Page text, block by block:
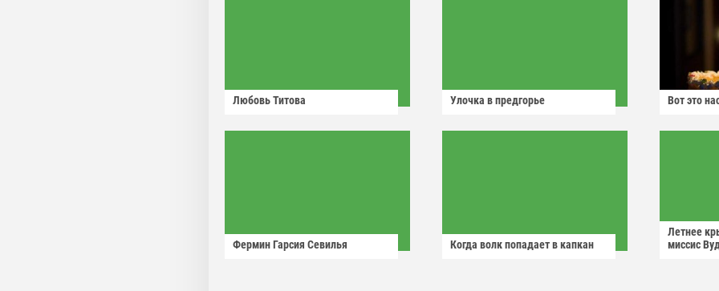
Любовь Титова Улочка в предгорье Вот это
Фермин Гарсия Севилья Когда волк попадает в капкан
Летнее
миссис